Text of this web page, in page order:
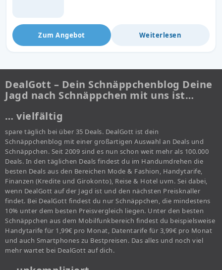
Zum Angebot Weiterlesen
DealGott – Dein Schnäppchenblog Deine
Jagd nach Schnäppchen mit uns ist…
… vielfältig
spare täglich bei über 35 Deals. DealGott ist dein
Schnäppchenblog mit einer großartigen Auswahl an Deals und
Schnäppchen. Seit 2009 sind es nun schon weit mehr als 100.000
Deals. In den täglichen Deals findest du im Handumdrehen die
besten Deals aus den Bereichen Mode & Fashion, Handytarife,
Finanzen (Kredite und Girokonto), Reise & Hotel uvm. Sei dabei,
wenn DealGott auf der Jagd ist und den nächsten Preisknaller
findet. Bei DealGott findest du nur Schnäppchen, die mindestens
10% unter dem besten Preisvergleich liegen. Unter den besten
Schnäppchen aus dem Mobilfunkbereich findest du beispielsweise
Handytarife für 1,99€ pro Monat, Datentarife für 3,99€ pro Monat
und auch Smartphones zu Bestpreisen. Das alles und noch viel
mehr wartet bei DealGott auf dich.